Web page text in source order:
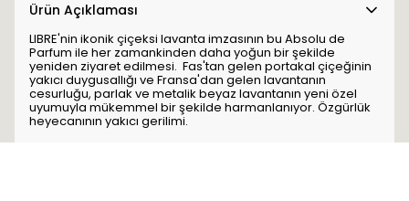
Ürün Açıklaması
LIBRE'nin ikonik çiçeksi lavanta imzasının bu Absolu de
Parfum ile her zamankinden daha yoğun bir şekilde
yeniden ziyaret edilmesi. Fas'tan gelen portakal çiçeğinin
yakıcı duygusallığı ve Fransa'dan gelen lavantanın
cesurluğu, parlak ve metalik beyaz lavantanın yeni özel
uyumuyla mükemmel bir şekilde harmanlanıyor. Özgürlük
heyecanının yakıcı gerilimi.